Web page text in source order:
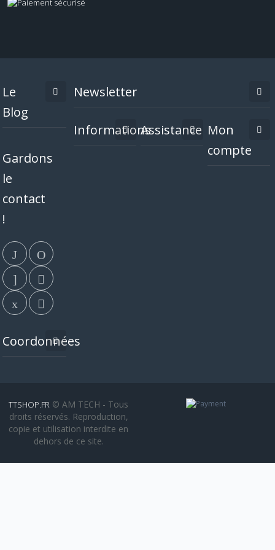
Le
Blog
Gardons
le
contact
!
Coordonnées
Newsletter
InformationsAssistance Mon
compte
TTSHOP.FR © AM TECH - Tous
droits réservés. Reproduction,
copie et utilisation interdite en
dehors de ce site.